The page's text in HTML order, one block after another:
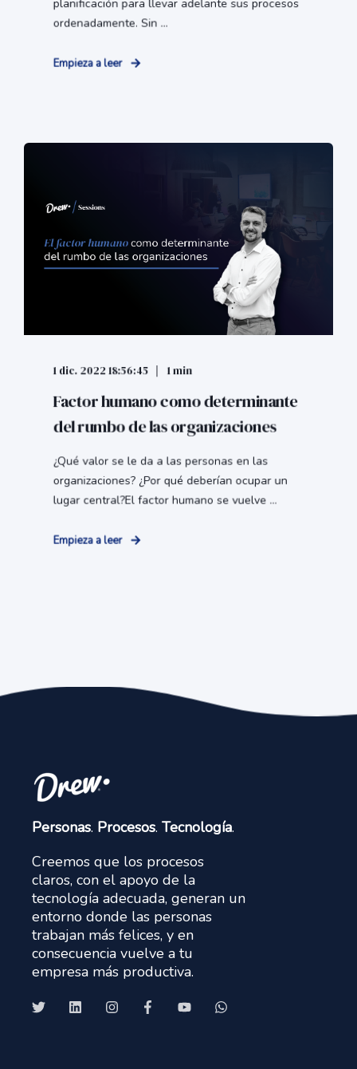
planificación para llevar adelante sus procesos
ordenadamente. Sin ...
Empieza a leer
1 dic. 2022 18:56:45 1 min
Factor humano como determinante
del rumbo de las organizaciones
¿Qué valor se le da a las personas en las
organizaciones? ¿Por qué deberían ocupar un
lugar central?El factor humano se vuelve ...
Empieza a leer
Personas. Procesos. Tecnología.
Creemos que los procesos
claros, con el apoyo de la
tecnología adecuada, generan un
entorno donde las personas
trabajan más felices, y en
consecuencia vuelve a tu
empresa más productiva.